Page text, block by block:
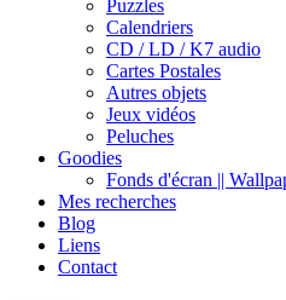
Puzzles
Calendriers
CD / LD / K7 audio
Cartes Postales
Autres objets
Jeux vidéos
Peluches
Goodies
Fonds d'écran ||
Mes recherches
Blog
Liens
Contact